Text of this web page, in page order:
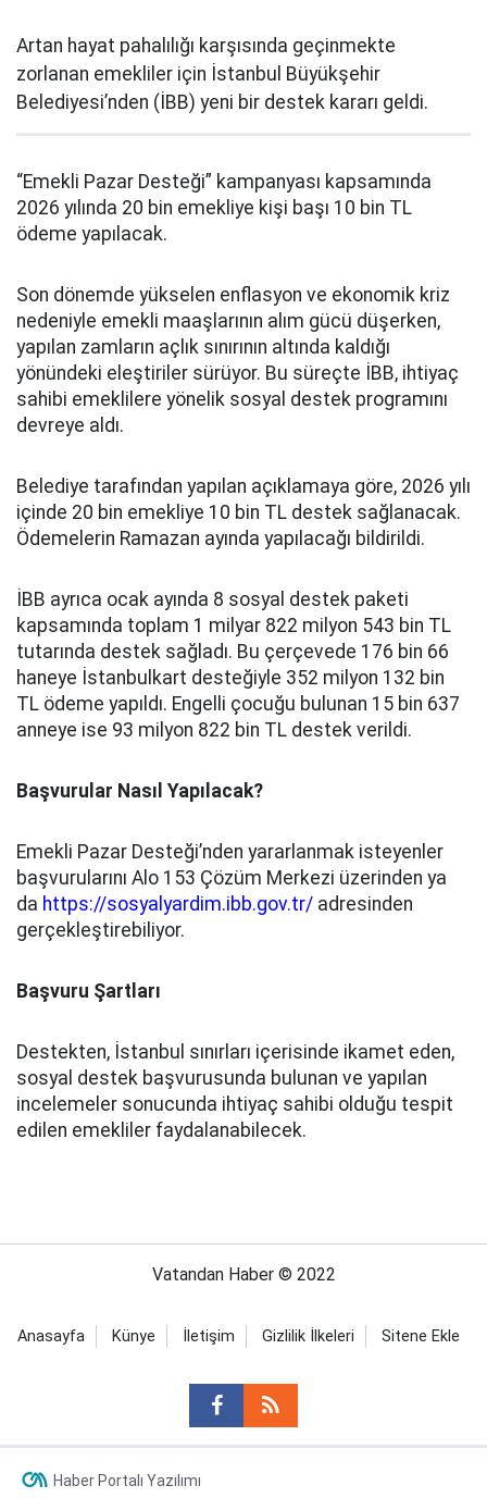
Artan hayat pahalılığı karşısında geçinmekte
zorlanan emekliler için İstanbul Büyükşehir
Belediyesi’nden (İBB) yeni bir destek kararı geldi.
“Emekli Pazar Desteği” kampanyası kapsamında
2026 yılında 20 bin emekliye kişi başı 10 bin TL
ödeme yapılacak.
Son dönemde yükselen enflasyon ve ekonomik kriz
nedeniyle emekli maaşlarının alım gücü düşerken,
yapılan zamların açlık sınırının altında kaldığı
yönündeki eleştiriler sürüyor. Bu süreçte İBB, ihtiyaç
sahibi emeklilere yönelik sosyal destek programını
devreye aldı.
Belediye tarafından yapılan açıklamaya göre, 2026 yılı
içinde 20 bin emekliye 10 bin TL destek sağlanacak.
Ödemelerin Ramazan ayında yapılacağı bildirildi.
İBB ayrıca ocak ayında 8 sosyal destek paketi
kapsamında toplam 1 milyar 822 milyon 543 bin TL
tutarında destek sağladı. Bu çerçevede 176 bin 66
haneye İstanbulkart desteğiyle 352 milyon 132 bin
TL ödeme yapıldı. Engelli çocuğu bulunan 15 bin 637
anneye ise 93 milyon 822 bin TL destek verildi.
Başvurular Nasıl Yapılacak?
Emekli Pazar Desteği’nden yararlanmak isteyenler
başvurularını Alo 153 Çözüm Merkezi üzerinden ya
da https://sosyalyardim.ibb.gov.tr/ adresinden
gerçekleştirebiliyor.
Başvuru Şartları
Destekten, İstanbul sınırları içerisinde ikamet eden,
sosyal destek başvurusunda bulunan ve yapılan
incelemeler sonucunda ihtiyaç sahibi olduğu tespit
edilen emekliler faydalanabilecek.
Vatandan Haber © 2022
Anasayfa Künye İletişim Gizlilik İlkeleri Sitene Ekle
Haber Portalı Yazılımı